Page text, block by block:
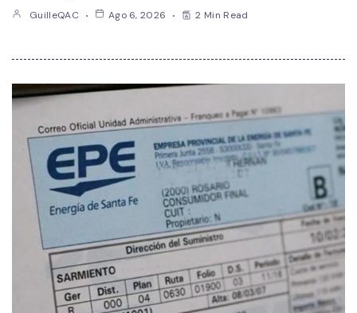
GuilleQAC Ago 6, 2026 2 Min Read